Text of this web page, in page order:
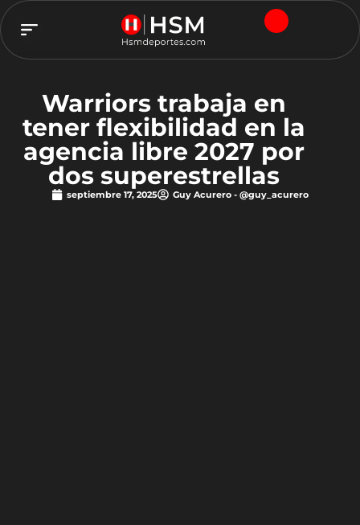
Warriors trabaja en
tener flexibilidad en la
agencia libre 2027 por
dos superestrellas
septiembre 17, 2025 Guy Acurero - @guy_acurero